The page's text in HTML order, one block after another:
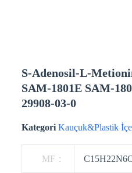
S-Adenosil-L-
SAM-1801E SAM-
29908-03-0
Kategori Kauçuk&Plastik
MF：